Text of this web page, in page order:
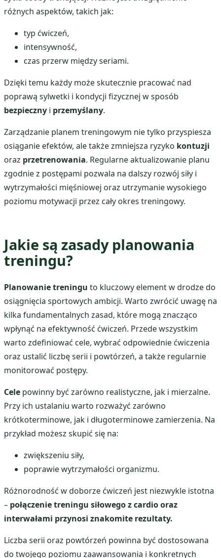
różnych aspektów, takich jak:
typ ćwiczeń,
intensywność,
czas przerw między seriami.
Dzięki temu każdy może skutecznie pracować nad
poprawą sylwetki i kondycji fizycznej w sposób
bezpieczny i przemyślany.
Zarządzanie planem treningowym nie tylko przyspiesza
osiąganie efektów, ale także zmniejsza ryzyko kontuzji
oraz przetrenowania. Regularne aktualizowanie planu
zgodnie z postępami pozwala na dalszy rozwój siły i
wytrzymałości mięśniowej oraz utrzymanie wysokiego
poziomu motywacji przez cały okres treningowy.
Jakie są zasady planowania
treningu?
Planowanie treningu to kluczowy element w drodze do
osiągnięcia sportowych ambicji. Warto zwrócić uwagę na
kilka fundamentalnych zasad, które mogą znacząco
wpłynąć na efektywność ćwiczeń. Przede wszystkim
warto zdefiniować cele, wybrać odpowiednie ćwiczenia
oraz ustalić liczbę serii i powtórzeń, a także regularnie
monitorować postępy.
Cele powinny być zarówno realistyczne, jak i mierzalne.
Przy ich ustalaniu warto rozważyć zarówno
krótkoterminowe, jak i długoterminowe zamierzenia. Na
przykład możesz skupić się na:
zwiększeniu siły,
poprawie wytrzymałości organizmu.
Różnorodność w doborze ćwiczeń jest niezwykle istotna
– połączenie treningu siłowego z cardio oraz
interwałami przynosi znakomite rezultaty.
Liczba serii oraz powtórzeń powinna być dostosowana
do twojego poziomu zaawansowania i konkretnych